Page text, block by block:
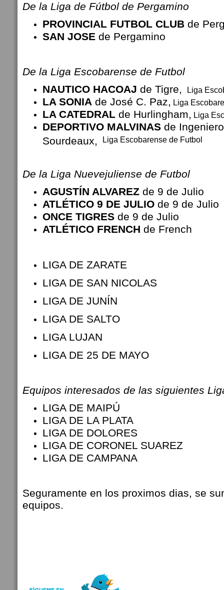
De la Liga de Fútbol de Pergamino
PROVINCIAL FUTBOL CLUB de
SAN JOSE de Pergamino
De la Liga Escobarense de Futbol
NAUTICO HACOAJ de Tigre, Liga
LA SONIA de José C. Paz, Liga
LA CATEDRAL de Hurlingham, Liga
DEPORTIVO MALVINAS de
Sourdeaux, Liga Escobarense de Futbol
De la Liga Nuevejuliense de Futbol
AGUSTÍN ALVAREZ de 9 de Julio
ATLÉTICO 9 DE JULIO de 9 de Julio
ONCE TIGRES de 9 de Julio
ATLÉTICO FRENCH de French
LIGA DE ZARATE
LIGA DE SAN NICOLAS
LIGA DE JUNÍN
LIGA DE SALTO
LIGA LUJAN
LIGA DE 25 DE MAYO
Equipos interesados de las siguientes
LIGA DE MAIPÚ
LIGA DE LA PLATA
LIGA DE DOLORES
LIGA DE CORONEL SUAREZ
LIGA DE CAMPANA
Seguramente en los proximos dias, se
equipos.